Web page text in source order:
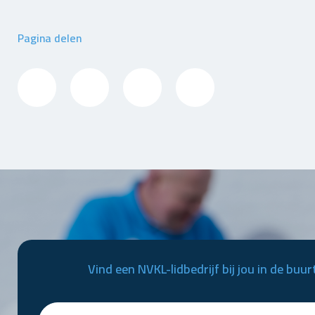
Pagina delen
Vind een NVKL-lidbedrijf bij jou in de